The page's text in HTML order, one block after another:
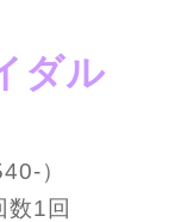
ダル
）
数1回